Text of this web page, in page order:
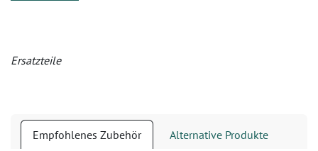
Ersatzteile
Empfohlenes Zubehör Alternative Produkte